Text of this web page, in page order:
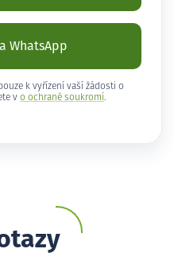
WhatsApp
k vyřízení vaší žádosti o
v o ochraně soukromí .